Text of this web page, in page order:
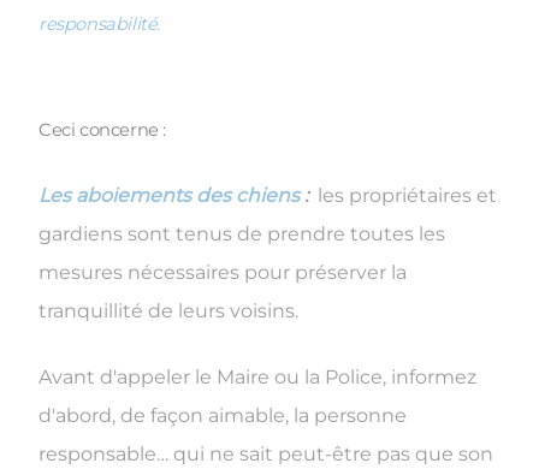
responsabilité.
Ceci concerne :
Les aboiements des chiens:les propriétaires et
gardiens sont tenus de prendre toutes les
mesures nécessaires pour préserver la
tranquillité de leurs voisins.
Avant d'appeler le Maire ou la Police, informez
d'abord, de façon aimable, la personne
responsable… qui ne sait peut-être pas que son